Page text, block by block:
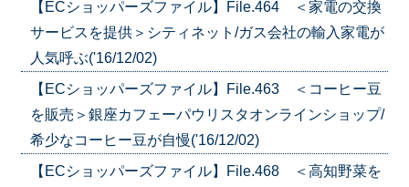
【ECショッパーズファイル】File.464 ＜家電の交換
サービスを提供＞シティネット/ガス会社の輸入家電が
人気呼ぶ('16/12/02)
【ECショッパーズファイル】File.463 ＜コーヒー豆
を販売＞銀座カフェーパウリスタオンラインショップ/
希少なコーヒー豆が自慢('16/12/02)
【ECショッパーズファイル】File.468 ＜高知野菜を